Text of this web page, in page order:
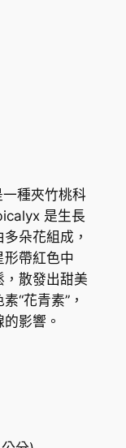
種夾竹桃科
是生長
朵花組成，
形帶紅色中
，散發出甜美
“花青素”，
影響。